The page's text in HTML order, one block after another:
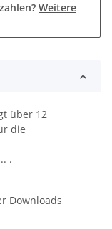
Weitere
über 12
die
.
Downloads